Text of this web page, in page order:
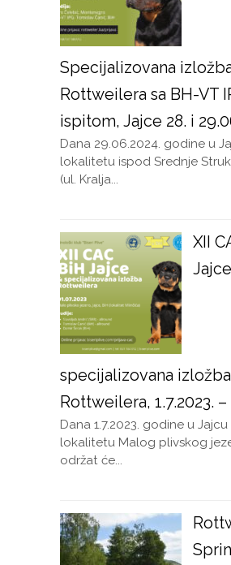
Specijalizovana
Rottweilera sa BH-VT
ispitom, Jajce 28. i
Dana 29.06.2024. godine u
lokalitetu ispod Srednje
(ul. Kralja...
XII
specijalizovana izložba
Rottweilera, 1.7.2023.
Dana 1.7.2023. godine u Jajcu
lokalitetu Malog plivskog
održat će...